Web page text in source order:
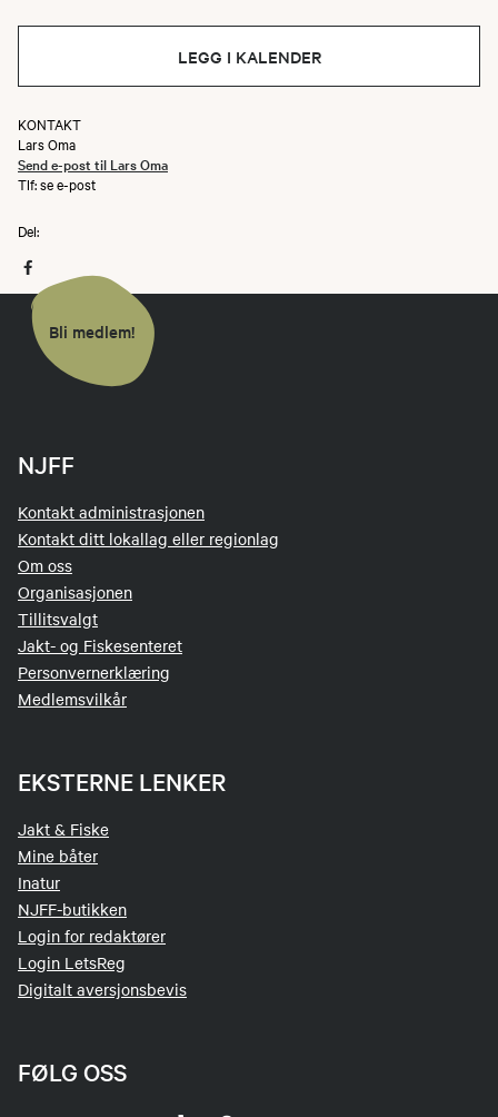
LEGG I KALENDER
KONTAKT
Lars Oma
Send e-post til Lars Oma
Tlf: se e-post
Del:
Bli medlem!
NJFF
Kontakt administrasjonen
Kontakt ditt lokallag eller regionlag
Om oss
Organisasjonen
Tillitsvalgt
Jakt- og Fiskesenteret
Personvernerklæring
Medlemsvilkår
EKSTERNE LENKER
Jakt & Fiske
Mine båter
Inatur
NJFF-butikken
Login for redaktører
Login LetsReg
Digitalt aversjonsbevis
FØLG OSS